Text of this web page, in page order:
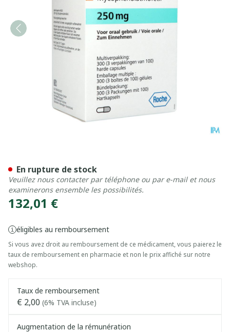
132,01 €
éligibles au remboursement
Si vous avez droit au remboursement de ce médicament, vous paierez le
taux de remboursement en pharmacie et non le prix affiché sur notre
webshop.
Taux de remboursement
€ 2,00 (6% TVA incluse)
Augmentation de la rémunération
En rupture de stock
Veuillez nous contacter par téléphone ou par e-mail et nous
examinerons ensemble les possibilités.